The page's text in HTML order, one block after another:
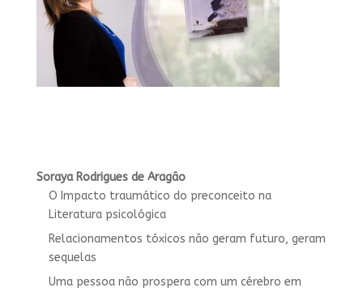
Soraya Rodrigues de Aragão
O Impacto traumático do preconceito na
Literatura psicológica
Relacionamentos tóxicos não geram futuro, geram
sequelas
Uma pessoa não prospera com um cérebro em